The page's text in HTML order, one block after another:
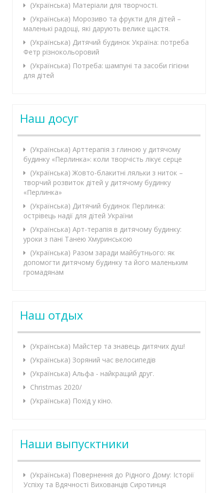
(Українська) Матеріали для творчості.
(Українська) Морозиво та фрукти для дітей –
маленькі радощі, які дарують велике щастя.
(Українська) Дитячий будинок Україна: потреба
Фетр різнокольоровий
(Українська) Потреба: шампуні та засоби гігієни
для дітей
Наш досуг
(Українська) Арттерапія з глиною у дитячому
будинку «Перлинка»: коли творчість лікує серце
(Українська) Жовто-блакитні ляльки з ниток –
творчий розвиток дітей у дитячому будинку
«Перлинка»
(Українська) Дитячий будинок Перлинка:
острівець надії для дітей України
(Українська) Арт-терапія в дитячому будинку:
уроки з пані Танею Хмуринською
(Українська) Разом заради майбутнього: як
допомогти дитячому будинку та його маленьким
громадянам
Наш отдых
(Українська) Майстер та знавець дитячих душ!
(Українська) Зоряний час велосипедів
(Українська) Альфа - найкращий друг.
Christmas 2020/
(Українська) Похід у кіно.
Наши выпусктники
(Українська) Повернення до Рідного Дому: Історії
Успіху та Вдячності Вихованців Сиротинця